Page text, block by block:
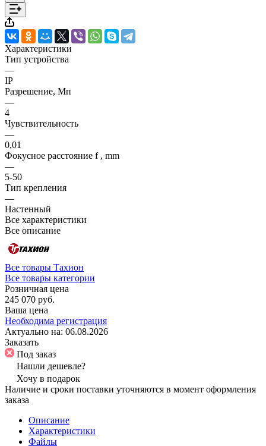
Характеристики
Тип устройства
—
IP
Разрешение, Мп
—
4
Чувствительность
—
0,01
Фокусное расстояние f , mm
—
5-50
Тип крепления
—
Настенный
Все характеристики
Все описание
Все товары Тахион
Все товары категории
Розничная цена
245 070 руб.
Ваша цена
Необходима регистрация
Актуально на: 06.08.2026
Заказать
Под заказ
Нашли дешевле?
Хочу в подарок
Наличие и сроки поставки уточняются в момент оформления
заказа
Описание
Характеристики
Файлы